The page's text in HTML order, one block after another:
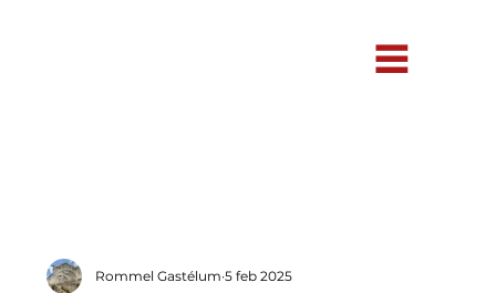
Rommel Gastélum 5 feb 2025